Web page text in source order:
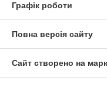
Графік роботи
Повна версія сайту
Сайт створено на